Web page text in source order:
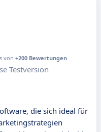
von +200 Bewertungen
Testversion
die sich ideal für